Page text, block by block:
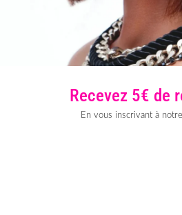
Recevez 5€ de
En vous inscrivant à